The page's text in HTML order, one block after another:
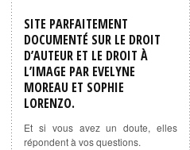
SITE PARFAITEMENT
DOCUMENTÉ SUR LE DROIT
D’AUTEUR ET LE DROIT À
L’IMAGE PAR EVELYNE
MOREAU ET SOPHIE
LORENZO.
Et si vous avez un doute, elles
répondent à vos questions.